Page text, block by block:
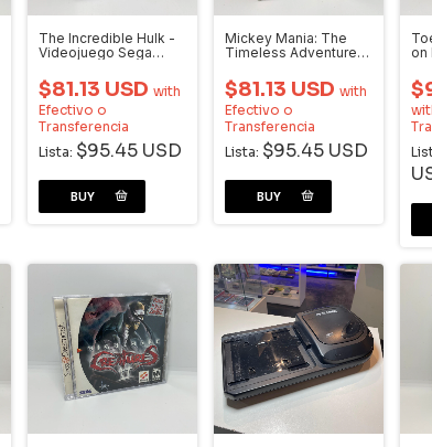
The Incredible Hulk -
Videojuego Sega
$81.13 USD with
Efectivo o
Transferencia
Lista: $95.45 USD
Mickey Mania: The
Timeless Adventures
Videojuego Sega
Genesis
$81.13 USD with
Efectivo o
Transferencia
Lista: $95.45 USD
on